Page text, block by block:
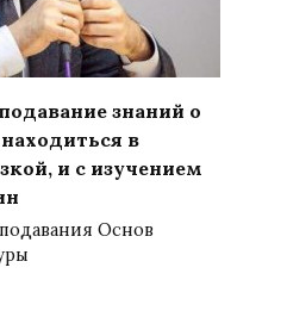
знаний о
в
и с изучением
Основ